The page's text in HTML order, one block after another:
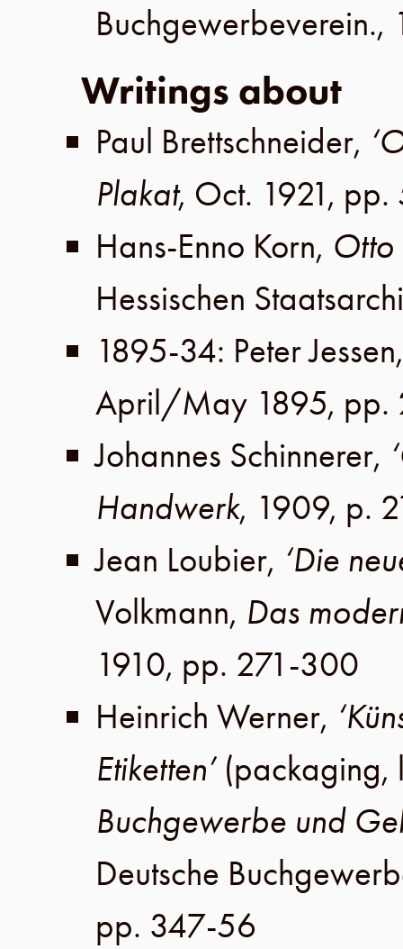
Buchgewerbeverein.,
Writings about
Paul Brettschneider,
Plakat, Oct. 1921, pp.
Hans-Enno Korn,
Hessischen
1895-34: Peter Jessen
April/May 1895, pp.
Johannes Schinnerer,
Handwerk, 1909, p.
Jean Loubier, ‘Die
Volkmann, Das
1910, pp. 271-300
Heinrich Werner,
Etiketten’
Buchgewerbe und
Deutsche
pp. 347-56